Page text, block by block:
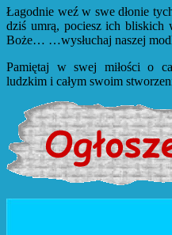
Łagodnie weź w swe dłonie
dziś umrą, pociesz ich bliskich
Boże… …wysłuchaj naszej
Pamiętaj w swej miłości o
ludzkim i całym swoim